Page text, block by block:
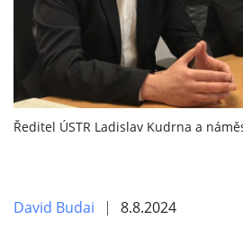
Ředitel ÚSTR Ladislav Kudrna a
David Budai 8.8.2024